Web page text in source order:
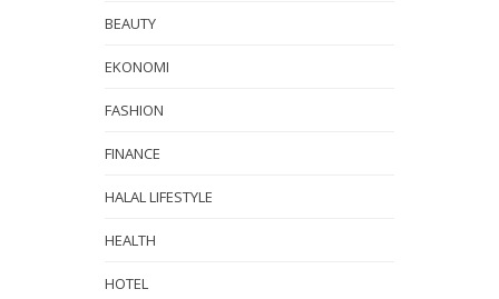
BEAUTY
EKONOMI
FASHION
FINANCE
HALAL LIFESTYLE
HEALTH
HOTEL